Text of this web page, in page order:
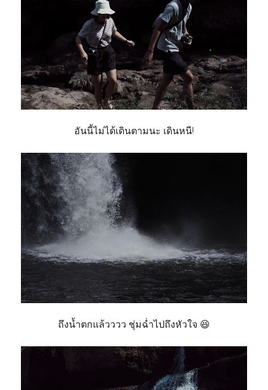
อันนี้ไม่ได้เดินตามนะ เดินหนี!
ถึงน้ำตกแล้วววว ชุ่มฉ่ำไปถึงหัวใจ 😆